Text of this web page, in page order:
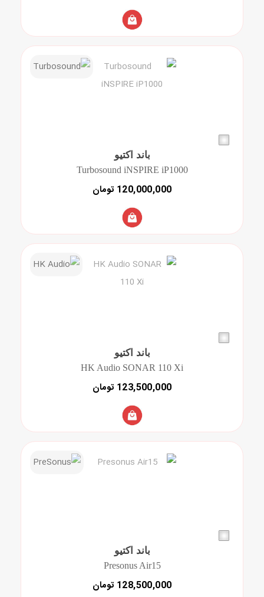
باند اکتیو
Turbosound iNSPIRE iP1000
120,000,000 تومان
باند اکتیو
HK Audio SONAR 110 Xi
123,500,000 تومان
باند اکتیو
Presonus Air15
128,500,000 تومان